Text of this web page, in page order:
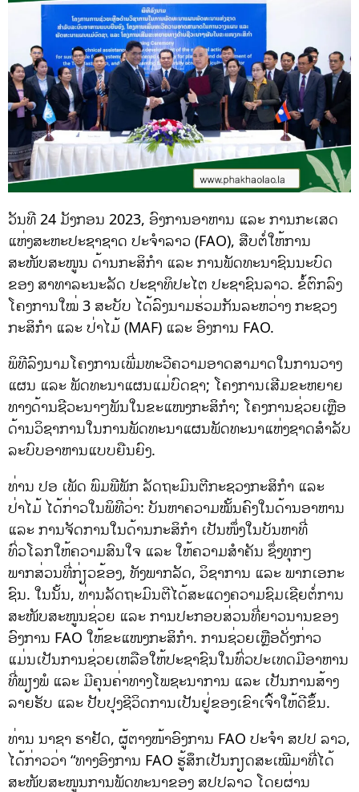
ວັນທີ 24 ມັງກອນ 2023, ອົງການອາຫານ ແລະ ການກະເສດ
ແຫ່ງສະຫະປະຊາຊາດ ປະຈຳລາວ (FAO), ສືບຕໍ່ໃຫ້ການ
ສະໜັບສະໜູນ ດ້ານກະສິກຳ ແລະ ການພັດທະນາຊົນນະບົດ
ຂອງ ສາທາລະນະລັດ ປະຊາທິປະໄຕ ປະຊາຊົນລາວ. ຂໍ້ຕົກລົງ
ໂຄງການໃໝ່ 3 ສະບັບ ໄດ້ລົງນາມຮ່ວມກັນລະຫວ່າງ ກະຊວງ
ກະສິກຳ ແລະ ປ່າໄມ້ (MAF) ແລະ ອົງການ FAO.
ພິທີລົງນາມໂຄງການເພີ່ມທະວີຄວາມອາດສາມາດໃນການວາງ
ແຜນ ແລະ ພັດທະນາແຜນແມ່ບົດຊາ; ໂຄງການເສີມຂະຫຍາຍ
ທາງດ້ານຊີວະນາໆພັນໃນຂະແໜງກະສິກຳ; ໂຄງການຊ່ວຍເຫຼືອ
ດ້ານວິຊາການໃນການພັດທະນາແຜນພັດທະນາແຫ່ງຊາດສຳລັບ
ລະບົບອາຫານແບບຍືນຍົງ.
ທ່ານ ປອ ເພັດ ພົມພີພັກ ລັດຖະມົນຕີກະຊວງກະສິກຳ ແລະ
ປ່າໄມ້ ໄດ້ກ່າວໃນພິທີວ່າ: ບັນຫາຄວາມໝັ້ນຄົງໃນດ້ານອາຫານ
ແລະ ການຈັດການໃນດ້ານກະສິກຳ ເປັນໜຶ່ງໃນບັນຫາທີ່
ທົ່ວໂລກໃຫ້ຄວາມສົນໃຈ ແລະ ໃຫ້ຄວາມສຳຄັນ ຊຶ່ງທຸກໆ
ພາກສ່ວນທີ່​ກ່ຽວຂ້ອງ, ທັງພາກ​ລັດ, ວິຊາ​ການ ​ແລະ ພາກ​ເອກະ​
ຊົນ. ໃນ​ນັ້ນ, ທ່ານ​ລັດຖະມົນຕີ​ໄດ້​ສະ​ແດງ​ຄວາມ​ຊົມ​ເຊີຍ​ຕໍ່​ການ​
ສະໜັບສະໜູນ​ຊ່ວຍ ​ແລະ ການ​ປະກອບສ່ວນ​ທີ່ຍາວ​ນານ​ຂອງ
ອົງການ FAO ​ໃຫ້​ຂະ​ແໜງ​ກະສິກຳ. ການ​ຊ່ວຍ​ເຫຼືອ​ດັ່ງກ່າວ ​
ແມ່ນ​ເປັນ​ການ​ຊ່ວຍ​ເຫລືອໃຫ້​ປະຊາຊົນ​ໃນ​ທົ່ວ​ປະ​ເທດ​ມີ​ອາຫານ​
ທີ່​ພຽງພໍ ​ແລະ ມີ​ຄຸນຄ່າທາງໂພຊະນາການ ​ແລະ ​ເປັນ​ການ​ສ້າງ​
ລາຍ​ຮັບ ​ແລະ ປັບປຸງ​ຊີວິດ​ການ​ເປັນ​ຢູ່​ຂອງເຂົາເຈົ້າໃຫ້ດີຂຶ້ນ.
ທ່ານ ນາຊາ ຮາຢັດ, ຜູ້ຕາງໜ້າອົງການ FAO ປະຈຳ ສປປ ລາວ,
ໄດ້ກ່າວວ່າ “ທາງອົງການ FAO ຮູ້ສຶກເປັນກຽດສະເໝີມາທີ່ໄດ້
ສະໜັບສະໜູນການພັດທະນາຂອງ ສປປລາວ ໂດຍຜ່ານ